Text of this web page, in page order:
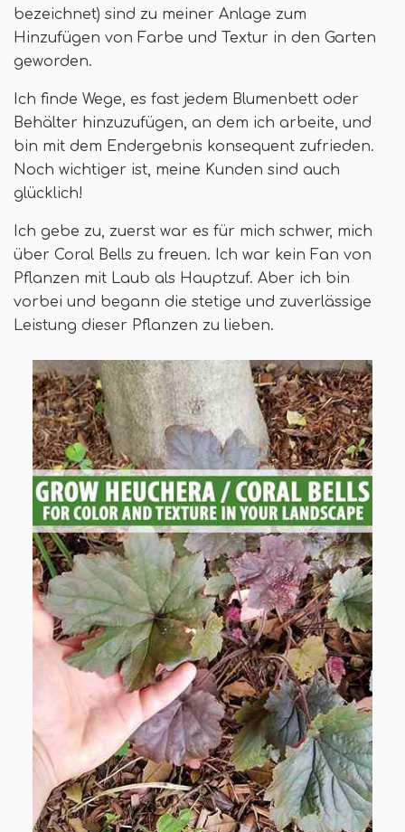
bezeichnet) sind zu meiner Anlage zum
Hinzufügen von Farbe und Textur in den Garten
geworden.
Ich finde Wege, es fast jedem Blumenbett oder
Behälter hinzuzufügen, an dem ich arbeite, und
bin mit dem Endergebnis konsequent zufrieden.
Noch wichtiger ist, meine Kunden sind auch
glücklich!
Ich gebe zu, zuerst war es für mich schwer, mich
über Coral Bells zu freuen. Ich war kein Fan von
Pflanzen mit Laub als Hauptzuf. Aber ich bin
vorbei und begann die stetige und zuverlässige
Leistung dieser Pflanzen zu lieben.